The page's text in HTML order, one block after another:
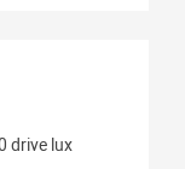
drive lux